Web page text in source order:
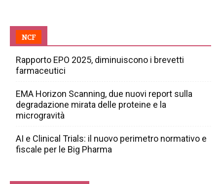
NCF
Rapporto EPO 2025, diminuiscono i brevetti
farmaceutici
EMA Horizon Scanning, due nuovi report sulla
degradazione mirata delle proteine e la
microgravità
AI e Clinical Trials: il nuovo perimetro normativo e
fiscale per le Big Pharma